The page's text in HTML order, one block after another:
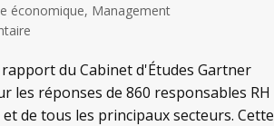
économique, Management
du Cabinet d'Études Gartner
les réponses de 860 responsables RH
et de tous les principaux secteurs. Cette